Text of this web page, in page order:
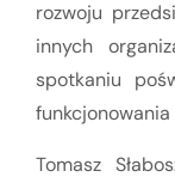
rozwoju
innych
spotkaniu
Tomasz